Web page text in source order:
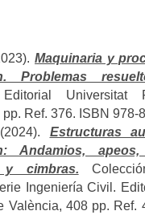
Maquinaria y
Problemas
Editorial Universitat
Ref. 376. ISBN 978-
Estructuras
Andamios, apeos,
y cimbras.
Ingeniería Civil.
València, 408 pp. Ref.